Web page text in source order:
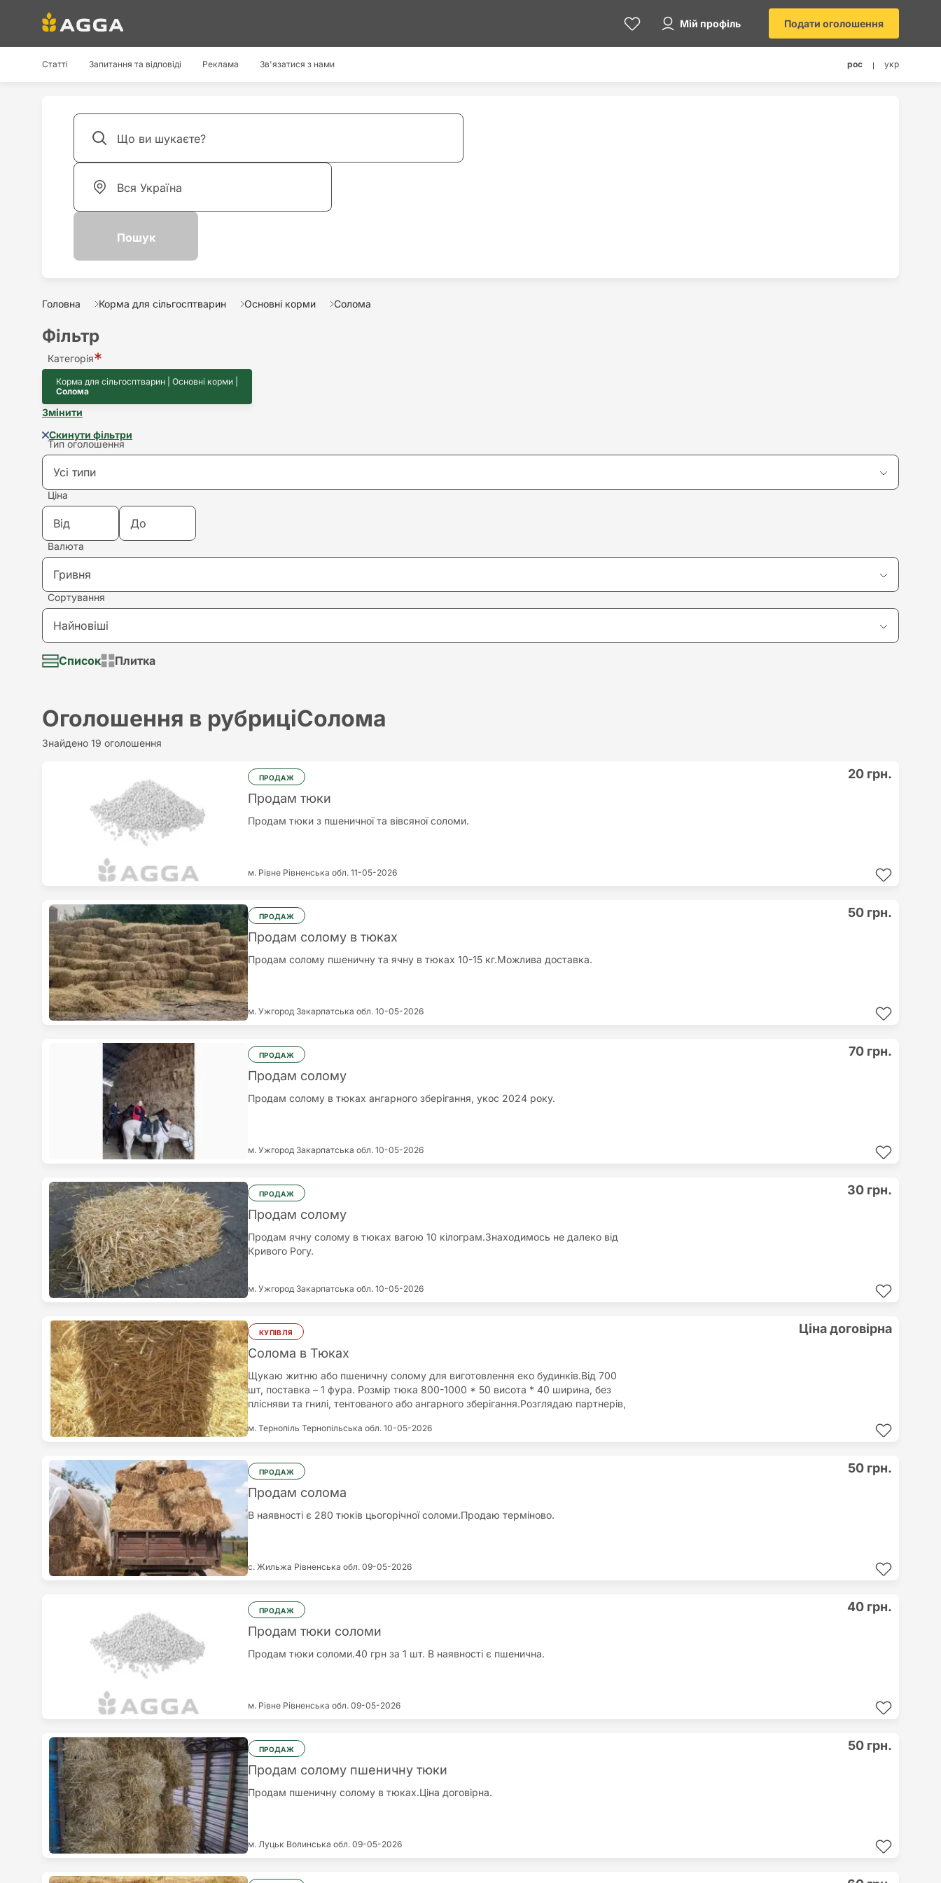
Мій профіль Подати оголошення
Статті Запитання та відповіді Реклама Зв'язатися з нами рос укр
Головна Корма для сільгосптварин Основні корми Солома
Фільтр
Категорія
Корма для сільгосптварин | Основні корми |
Солома
Змінити
Скинути фільтри
Тип оголошення
Усі типи
Купівля
Продаж
Здам в оренду
Візьму в аренду
Потрібна послуга
Ціна
Валюта
Гривня
Сортування
Найновіші
Найновіші
Найдорожчий
Список Плитка
Оголошення в рубриціСолома
Знайдено 19 оголошення
ПРОДАЖ
Продам тюки
Продам тюки з пшеничної та вівсяної соломи.
м. Рівне Рівненська обл. 11-05-2026
20 грн.
ПРОДАЖ
Продам солому в тюках
Продам солому пшеничну та ячну в тюках 10-15 кг.Можлива доставка.
м. Ужгород Закарпатська обл. 10-05-2026
50 грн.
ПРОДАЖ
Продам солому
Продам солому в тюках ангарного зберігання, укос 2024 року.
м. Ужгород Закарпатська обл. 10-05-2026
70 грн.
ПРОДАЖ
Продам солому
Продам ячну солому в тюках вагою 10 кілограм.Знаходимось не далеко від
Кривого Рогу.
м. Ужгород Закарпатська обл. 10-05-2026
30 грн.
КУПІВЛЯ
Солома в Тюках
Щукаю житню або пшеничну солому для виготовлення еко будинків.Від 700
шт, поставка – 1 фура. Розмір тюка 800-1000 * 50 висота * 40 ширина, без
плісняви та гнилі, тентованого або ангарного зберігання.Розглядаю партнерів,
м. Тернопіль Тернопільська обл. 10-05-2026
Ціна договірна
ПРОДАЖ
Продам солома
В наявності є 280 тюків цьогорічної соломи.Продаю терміново.
с. Жильжа Рівненська обл. 09-05-2026
50 грн.
ПРОДАЖ
Продам тюки соломи
Продам тюки соломи.40 грн за 1 шт. В наявності є пшенична.
м. Рівне Рівненська обл. 09-05-2026
40 грн.
ПРОДАЖ
Продам солому пшеничну тюки
Продам пшеничну солому в тюках.Ціна договірна.
м. Луцьк Волинська обл. 09-05-2026
50 грн.